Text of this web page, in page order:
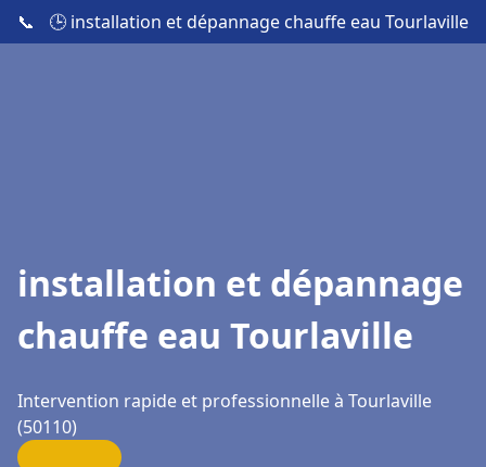
📞 🕒 installation et dépannage chauffe eau Tourlaville
installation et dépannage
chauffe eau Tourlaville
Intervention rapide et professionnelle à Tourlaville
(50110)